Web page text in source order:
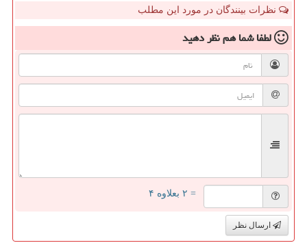
نظرات بینندگان در مورد این مطلب
لطفا شما همنظر دهید
= ۲ بعلاوه ۴
ارسال نظر